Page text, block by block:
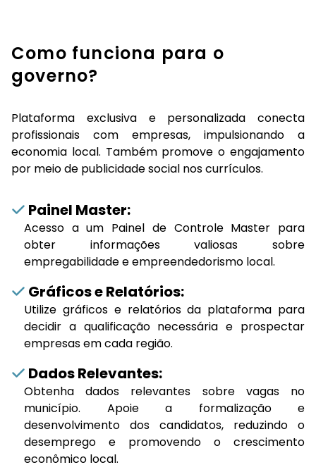
Como funciona para o
governo?
Plataforma exclusiva e personalizada conecta
profissionais com empresas, impulsionando a
economia local. Também promove o engajamento
por meio de publicidade social nos currículos.
Painel Master:
Acesso a um Painel de Controle Master para
obter informações valiosas sobre
empregabilidade e empreendedorismo local.
Gráficos e Relatórios:
Utilize gráficos e relatórios da plataforma para
decidir a qualificação necessária e prospectar
empresas em cada região.
Dados Relevantes:
Obtenha dados relevantes sobre vagas no
município. Apoie a formalização e
desenvolvimento dos candidatos, reduzindo o
desemprego e promovendo o crescimento
econômico local.